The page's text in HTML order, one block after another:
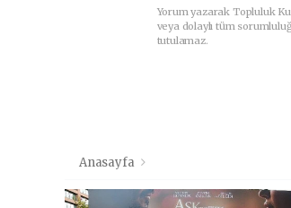
Yorum yazarak Topluluk
veya dolaylı tüm
tutulamaz.
Anasayfa